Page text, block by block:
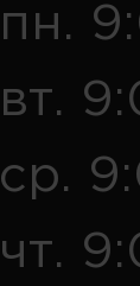
пн.
вт.
ср.
чт.